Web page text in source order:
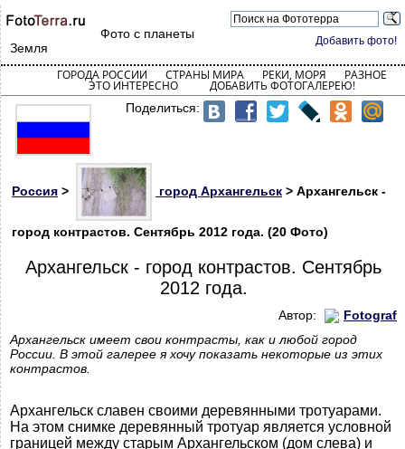
Добавить фото!
Фото с планеты
Земля
ГОРОДА РОССИИ СТРАНЫ МИРА РЕКИ, МОРЯ РАЗНОЕ
ЭТО ИНТЕРЕСНО ДОБАВИТЬ ФОТОГАЛЕРЕЮ!
Поделиться:
Россия > город Архангельск > Архангельск -
город контрастов. Сентябрь 2012 года. (20 Фото)
Архангельск - город контрастов. Сентябрь
2012 года.
Автор:
Fotograf
Архангельск имеет свои контрасты, как и любой город
России. В этой галерее я хочу показать некоторые из этих
контрастов.
Архангельск славен своими деревянными тротуарами.
На этом снимке деревянный тротуар является условной
границей между старым Архангельском (дом слева) и